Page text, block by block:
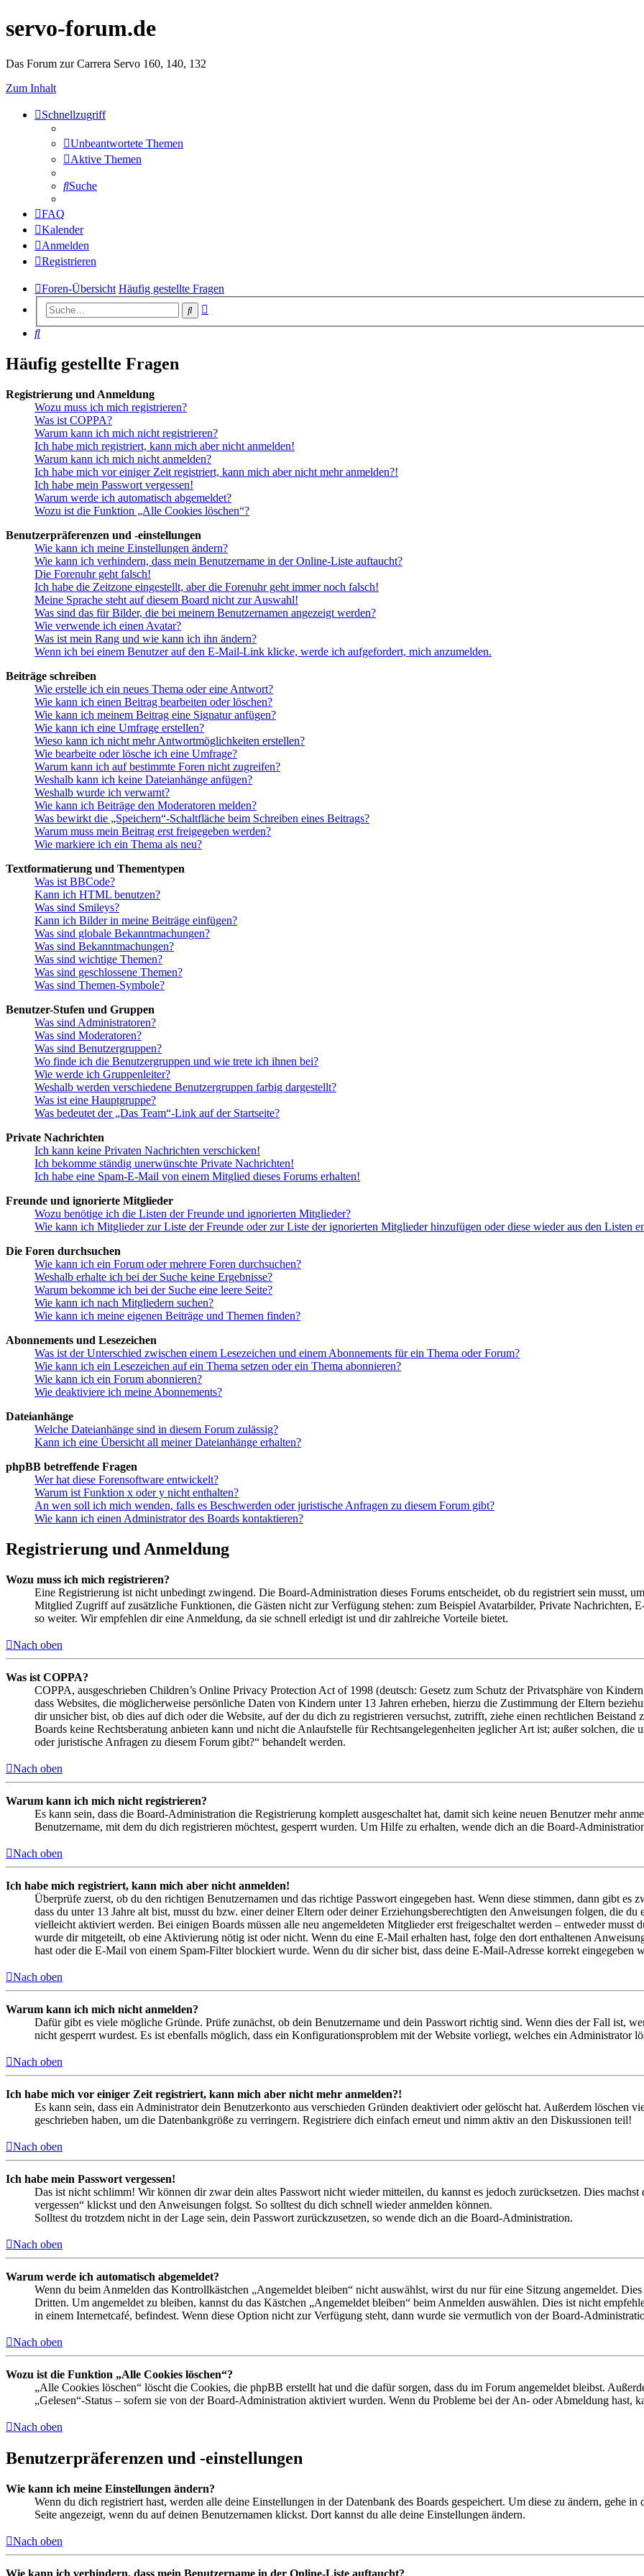
servo-forum.de
Das Forum zur Carrera Servo 160, 140, 132
Zum Inhalt
Schnellzugriff
Unbeantwortete Themen
Aktive Themen
Suche
FAQ
Kalender
Anmelden
Registrieren
Foren-Übersicht Häufig gestellte Fragen
Suche
Suche
Häufig gestellte Fragen
Registrierung und Anmeldung
Wozu muss ich mich registrieren?
Was ist COPPA?
Warum kann ich mich nicht registrieren?
Ich habe mich registriert, kann mich aber nicht anmelden!
Warum kann ich mich nicht anmelden?
Ich habe mich vor einiger Zeit registriert, kann mich aber nicht mehr anmelden?!
Ich habe mein Passwort vergessen!
Warum werde ich automatisch abgemeldet?
Wozu ist die Funktion „Alle Cookies löschen“?
Benutzerpräferenzen und -einstellungen
Wie kann ich meine Einstellungen ändern?
Wie kann ich verhindern, dass mein Benutzername in der Online-Liste auftaucht?
Die Forenuhr geht falsch!
Ich habe die Zeitzone eingestellt, aber die Forenuhr geht immer noch falsch!
Meine Sprache steht auf diesem Board nicht zur Auswahl!
Was sind das für Bilder, die bei meinem Benutzernamen angezeigt werden?
Wie verwende ich einen Avatar?
Was ist mein Rang und wie kann ich ihn ändern?
Wenn ich bei einem Benutzer auf den E-Mail-Link klicke, werde ich aufgefordert, mich anzumelden.
Beiträge schreiben
Wie erstelle ich ein neues Thema oder eine Antwort?
Wie kann ich einen Beitrag bearbeiten oder löschen?
Wie kann ich meinem Beitrag eine Signatur anfügen?
Wie kann ich eine Umfrage erstellen?
Wieso kann ich nicht mehr Antwortmöglichkeiten erstellen?
Wie bearbeite oder lösche ich eine Umfrage?
Warum kann ich auf bestimmte Foren nicht zugreifen?
Weshalb kann ich keine Dateianhänge anfügen?
Weshalb wurde ich verwarnt?
Wie kann ich Beiträge den Moderatoren melden?
Was bewirkt die „Speichern“-Schaltfläche beim Schreiben eines Beitrags?
Warum muss mein Beitrag erst freigegeben werden?
Wie markiere ich ein Thema als neu?
Textformatierung und Thementypen
Was ist BBCode?
Kann ich HTML benutzen?
Was sind Smileys?
Kann ich Bilder in meine Beiträge einfügen?
Was sind globale Bekanntmachungen?
Was sind Bekanntmachungen?
Was sind wichtige Themen?
Was sind geschlossene Themen?
Was sind Themen-Symbole?
Benutzer-Stufen und Gruppen
Was sind Administratoren?
Was sind Moderatoren?
Was sind Benutzergruppen?
Wo finde ich die Benutzergruppen und wie trete ich ihnen bei?
Wie werde ich Gruppenleiter?
Weshalb werden verschiedene Benutzergruppen farbig dargestellt?
Was ist eine Hauptgruppe?
Was bedeutet der „Das Team“-Link auf der Startseite?
Private Nachrichten
Ich kann keine Privaten Nachrichten verschicken!
Ich bekomme ständig unerwünschte Private Nachrichten!
Ich habe eine Spam-E-Mail von einem Mitglied dieses Forums erhalten!
Freunde und ignorierte Mitglieder
Wozu benötige ich die Listen der Freunde und ignorierten Mitglieder?
Wie kann ich Mitglieder zur Liste der Freunde oder zur Liste der ignorierten Mitglieder hinzufügen oder diese wieder aus den Listen
Die Foren durchsuchen
Wie kann ich ein Forum oder mehrere Foren durchsuchen?
Weshalb erhalte ich bei der Suche keine Ergebnisse?
Warum bekomme ich bei der Suche eine leere Seite?
Wie kann ich nach Mitgliedern suchen?
Wie kann ich meine eigenen Beiträge und Themen finden?
Abonnements und Lesezeichen
Was ist der Unterschied zwischen einem Lesezeichen und einem Abonnements für ein Thema oder Forum?
Wie kann ich ein Lesezeichen auf ein Thema setzen oder ein Thema abonnieren?
Wie kann ich ein Forum abonnieren?
Wie deaktiviere ich meine Abonnements?
Dateianhänge
Welche Dateianhänge sind in diesem Forum zulässig?
Kann ich eine Übersicht all meiner Dateianhänge erhalten?
phpBB betreffende Fragen
Wer hat diese Forensoftware entwickelt?
Warum ist Funktion x oder y nicht enthalten?
An wen soll ich mich wenden, falls es Beschwerden oder juristische Anfragen zu diesem Forum gibt?
Wie kann ich einen Administrator des Boards kontaktieren?
Registrierung und Anmeldung
Wozu muss ich mich registrieren?
Eine Registrierung ist nicht unbedingt zwingend. Die Board-Administration dieses Forums entscheidet, ob du registriert sein musst,
Mitglied Zugriff auf zusätzliche Funktionen, die Gästen nicht zur Verfügung stehen: zum Beispiel Avatarbilder, Private Nachrichten,
so weiter. Wir empfehlen dir eine Anmeldung, da sie schnell erledigt ist und dir zahlreiche Vorteile bietet.
Nach oben
Was ist COPPA?
COPPA, ausgeschrieben Children’s Online Privacy Protection Act of 1998 (deutsch: Gesetz zum Schutz der Privatsphäre von
dass Websites, die möglicherweise persönliche Daten von Kindern unter 13 Jahren erheben, hierzu die Zustimmung der Eltern
dir unsicher bist, ob dies auf dich oder die Website, auf der du dich zu registrieren versuchst, zutrifft, ziehe einen rechtlichen
Boards keine Rechtsberatung anbieten kann und nicht die Anlaufstelle für Rechtsangelegenheiten jeglicher Art ist; außer solchen,
oder juristische Anfragen zu diesem Forum gibt?“ behandelt werden.
Nach oben
Warum kann ich mich nicht registrieren?
Es kann sein, dass die Board-Administration die Registrierung komplett ausgeschaltet hat, damit sich keine neuen Benutzer mehr
Benutzername, mit dem du dich registrieren möchtest, gesperrt wurden. Um Hilfe zu erhalten, wende dich an die Board-
Nach oben
Ich habe mich registriert, kann mich aber nicht anmelden!
Überprüfe zuerst, ob du den richtigen Benutzernamen und das richtige Passwort eingegeben hast. Wenn diese stimmen, dann gibt es
dass du unter 13 Jahre alt bist, musst du bzw. einer deiner Eltern oder deiner Erziehungsberechtigten den Anweisungen folgen, die
vielleicht aktiviert werden. Bei einigen Boards müssen alle neu angemeldeten Mitglieder erst freigeschaltet werden – entweder musst
wurde dir mitgeteilt, ob eine Aktivierung nötig ist oder nicht. Wenn du eine E-Mail erhalten hast, folge den dort enthaltenen
hast oder die E-Mail von einem Spam-Filter blockiert wurde. Wenn du dir sicher bist, dass deine E-Mail-Adresse korrekt eingegeben
Nach oben
Warum kann ich mich nicht anmelden?
Dafür gibt es viele mögliche Gründe. Prüfe zunächst, ob dein Benutzername und dein Passwort richtig sind. Wenn dies der Fall ist,
nicht gesperrt wurdest. Es ist ebenfalls möglich, dass ein Konfigurationsproblem mit der Website vorliegt, welches ein Administrator
Nach oben
Ich habe mich vor einiger Zeit registriert, kann mich aber nicht mehr anmelden?!
Es kann sein, dass ein Administrator dein Benutzerkonto aus verschieden Gründen deaktiviert oder gelöscht hat. Außerdem löschen
geschrieben haben, um die Datenbankgröße zu verringern. Registriere dich einfach erneut und nimm aktiv an den Diskussionen teil!
Nach oben
Ich habe mein Passwort vergessen!
Das ist nicht schlimm! Wir können dir zwar dein altes Passwort nicht wieder mitteilen, du kannst es jedoch zurücksetzen. Dies
vergessen“ klickst und den Anweisungen folgst. So solltest du dich schnell wieder anmelden können.
Solltest du trotzdem nicht in der Lage sein, dein Passwort zurückzusetzen, so wende dich an die Board-Administration.
Nach oben
Warum werde ich automatisch abgemeldet?
Wenn du beim Anmelden das Kontrollkästchen „Angemeldet bleiben“ nicht auswählst, wirst du nur für eine Sitzung angemeldet.
Dritten. Um angemeldet zu bleiben, kannst du das Kästchen „Angemeldet bleiben“ beim Anmelden auswählen. Dies ist nicht
in einem Internetcafé, befindest. Wenn diese Option nicht zur Verfügung steht, dann wurde sie vermutlich von der Board-
Nach oben
Wozu ist die Funktion „Alle Cookies löschen“?
„Alle Cookies löschen“ löscht die Cookies, die phpBB erstellt hat und die dafür sorgen, dass du im Forum angemeldet bleibst.
„Gelesen“-Status – sofern sie von der Board-Administration aktiviert wurden. Wenn du Probleme bei der An- oder Abmeldung hast,
Nach oben
Benutzerpräferenzen und -einstellungen
Wie kann ich meine Einstellungen ändern?
Wenn du dich registriert hast, werden alle deine Einstellungen in der Datenbank des Boards gespeichert. Um diese zu ändern, gehe
Seite angezeigt, wenn du auf deinen Benutzernamen klickst. Dort kannst du alle deine Einstellungen ändern.
Nach oben
Wie kann ich verhindern, dass mein Benutzername in der Online-Liste auftaucht?